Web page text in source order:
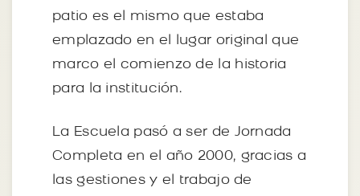
patio es el mismo que estaba
emplazado en el lugar original que
marco el comienzo de la historia
para la institución.
La Escuela pasó a ser de Jornada
Completa en el año 2000, gracias a
las gestiones y el trabajo de